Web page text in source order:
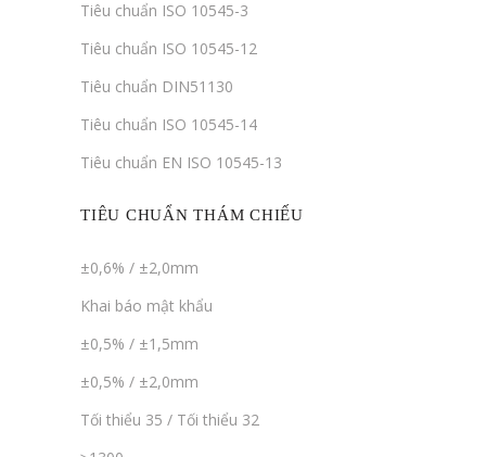
Tiêu chuẩn ISO 10545-3
Tiêu chuẩn ISO 10545-12
Tiêu chuẩn DIN51130
Tiêu chuẩn ISO 10545-14
Tiêu chuẩn EN ISO 10545-13
TIÊU CHUẨN THÁM CHIẾU
±0,6% / ±2,0mm
Khai báo mật khẩu
±0,5% / ±1,5mm
±0,5% / ±2,0mm
Tối thiểu 35 / Tối thiểu 32